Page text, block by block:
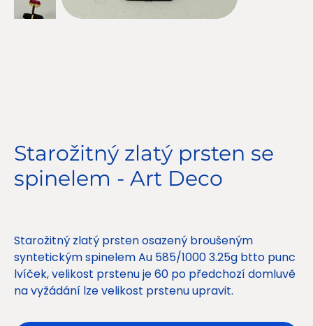
Starožitný zlatý prsten se
spinelem - Art Deco
Starožitný zlatý prsten osazený broušeným
syntetickým spinelem Au 585/1000 3.25g btto punc
lvíček, velikost prstenu je 60 po předchozí domluvě
na vyžádání lze velikost prstenu upravit.